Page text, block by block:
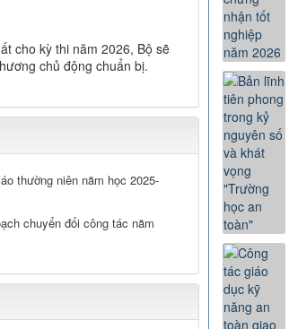
cho kỳ thi năm 2026, Bộ sẽ
chủ động chuẩn bị.
thường niên năm học 2025-
chuyển đổi công tác năm